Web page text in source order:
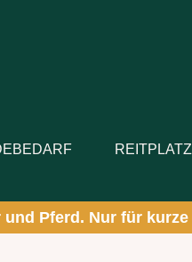
0,00 €.
Pferd. Nur für kurze